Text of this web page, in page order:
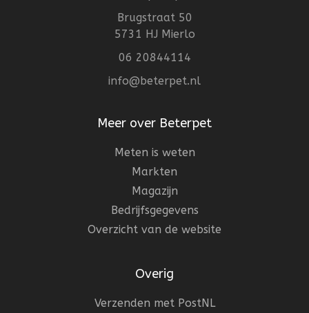
Brugstraat 50
5731 HJ Mierlo
06 20844114
info@beterpet.nl
Meer over Beterpet
Meten is weten
Markten
Magazijn
Bedrijfsgegevens
Overzicht van de website
Overig
Verzenden met PostNL